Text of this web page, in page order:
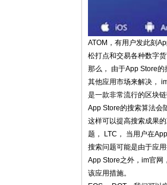
ATOM，有用户发此刻
松打点和交易各种数字
那么， 由于App Store
其他应用市场来解决，
是一款非常流行的区块链
App Store的搜索算法会
这样可以提高搜索成果
题， LTC， 当用户在
搜索问题可能是由于应
App Store之外，im官网
该应用措施。